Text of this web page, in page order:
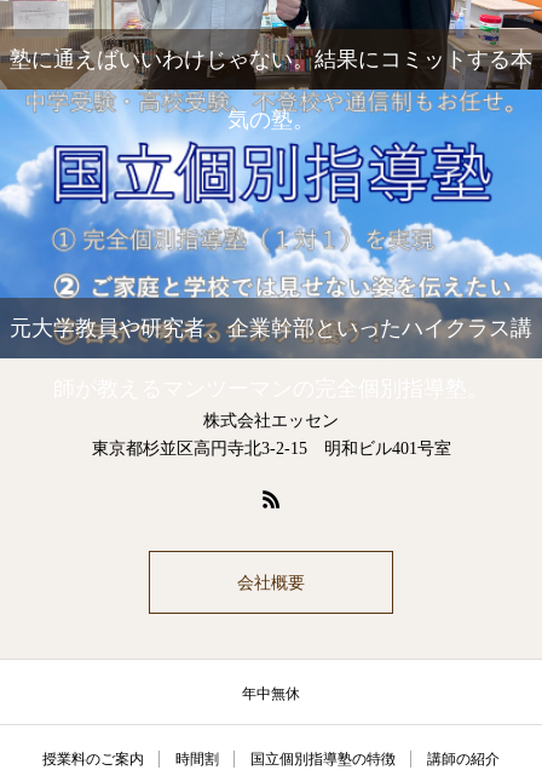
塾に通えばいいわけじゃない。結果にコミットする本
気の塾。
元大学教員や研究者、企業幹部といったハイクラス講
株式会社エッセン
東京都杉並区高円寺北3-2-15 明和ビル401号室
会社概要
年中無休
授業料のご案内 時間割 国立個別指導塾の特徴 講師の紹介